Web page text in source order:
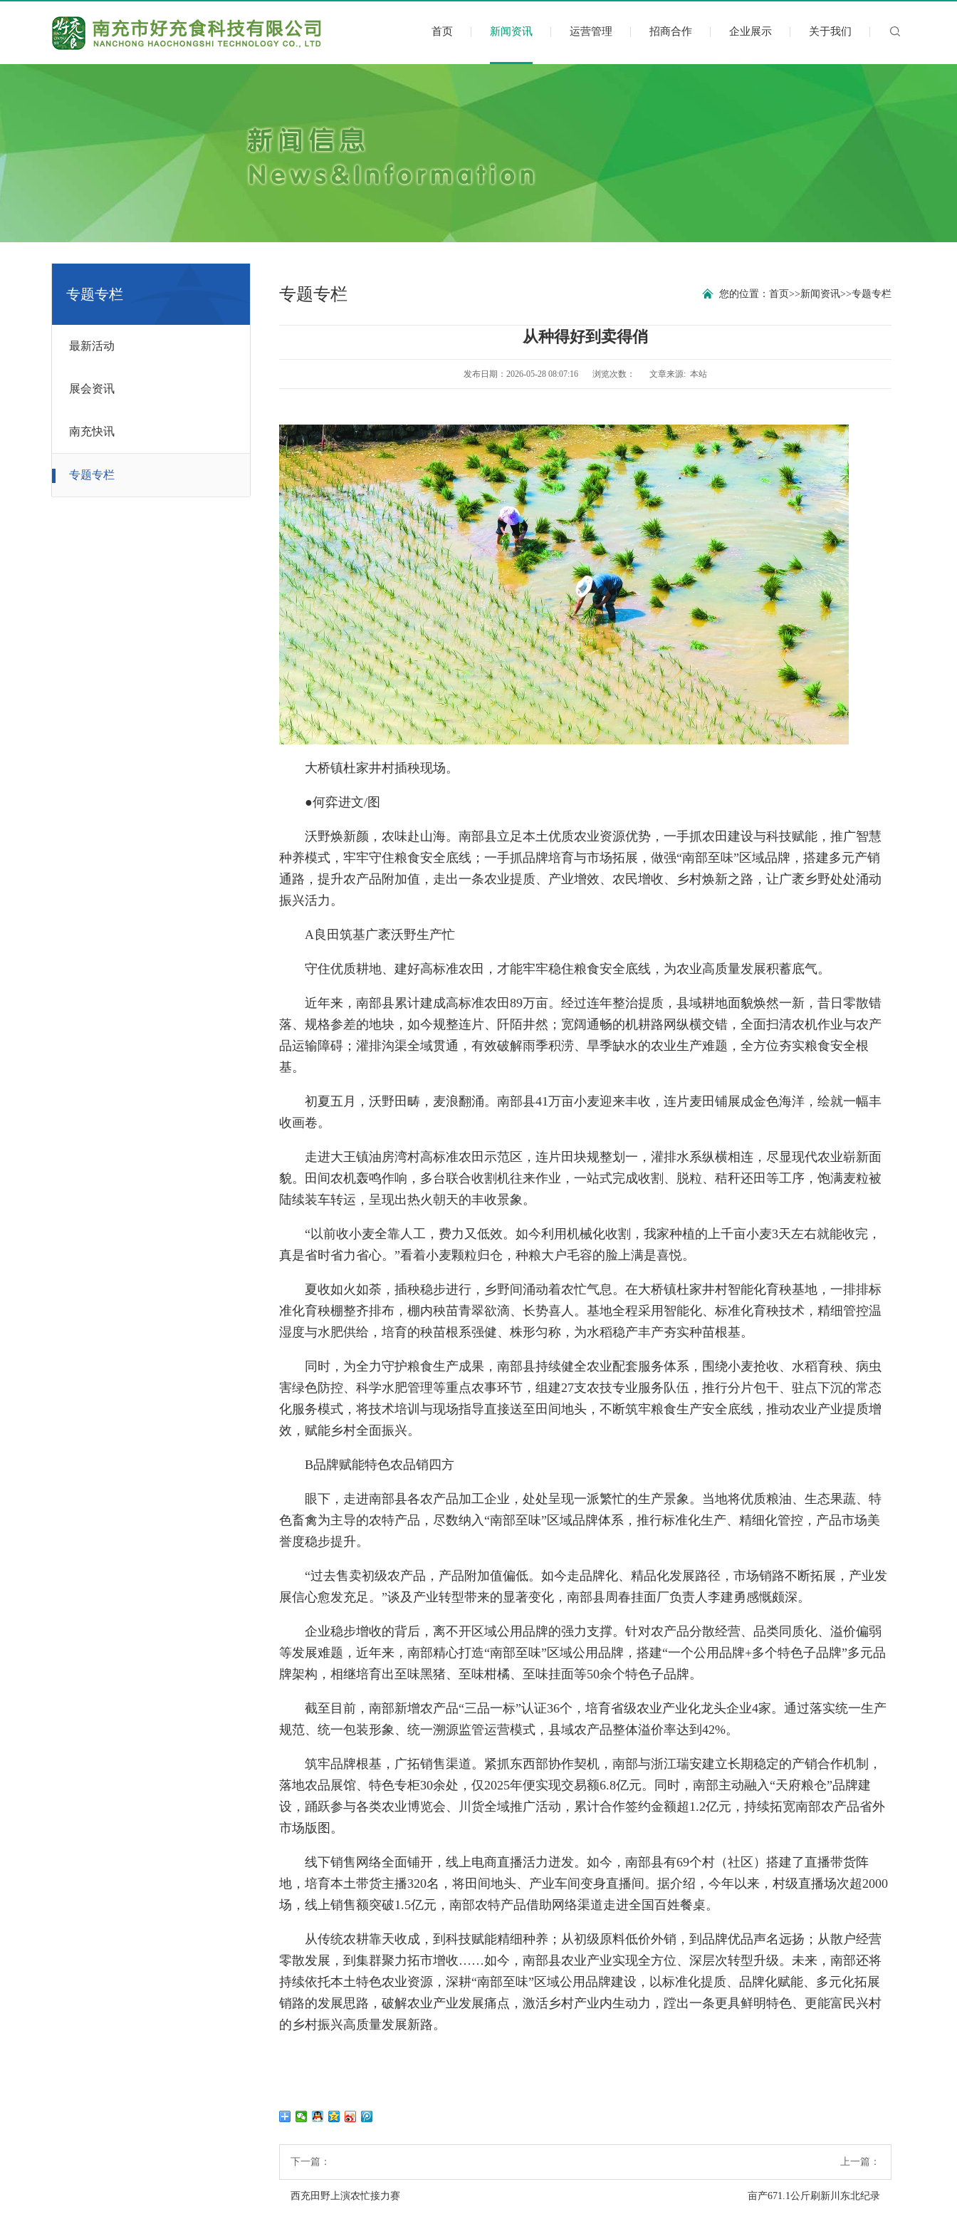
首页 新闻资讯 运营管理 招商合作 企业展示 关于我们
专题专栏
最新活动
展会资讯
南充快讯
专题专栏
专题专栏 您的位置： 首页>>新闻资讯>>专题专栏
从种得好到卖得俏
发布日期：2026-05-28 08:07:16 浏览次数： 文章来源: 本站
大桥镇杜家井村插秧现场。
●何弈进文/图
沃野焕新颜，农味赴山海。南部县立足本土优质农业资源优势，一手抓农田建设与科技赋能，推广智慧
种养模式，牢牢守住粮食安全底线；一手抓品牌培育与市场拓展，做强“南部至味”区域品牌，搭建多元产销
通路，提升农产品附加值，走出一条农业提质、产业增效、农民增收、乡村焕新之路，让广袤乡野处处涌动
振兴活力。
A良田筑基广袤沃野生产忙
守住优质耕地、建好高标准农田，才能牢牢稳住粮食安全底线，为农业高质量发展积蓄底气。
近年来，南部县累计建成高标准农田89万亩。经过连年整治提质，县域耕地面貌焕然一新，昔日零散错
落、规格参差的地块，如今规整连片、阡陌井然；宽阔通畅的机耕路网纵横交错，全面扫清农机作业与农产
品运输障碍；灌排沟渠全域贯通，有效破解雨季积涝、旱季缺水的农业生产难题，全方位夯实粮食安全根
基。
初夏五月，沃野田畴，麦浪翻涌。南部县41万亩小麦迎来丰收，连片麦田铺展成金色海洋，绘就一幅丰
收画卷。
走进大王镇油房湾村高标准农田示范区，连片田块规整划一，灌排水系纵横相连，尽显现代农业崭新面
貌。田间农机轰鸣作响，多台联合收割机往来作业，一站式完成收割、脱粒、秸秆还田等工序，饱满麦粒被
陆续装车转运，呈现出热火朝天的丰收景象。
“以前收小麦全靠人工，费力又低效。如今利用机械化收割，我家种植的上千亩小麦3天左右就能收完，
真是省时省力省心。”看着小麦颗粒归仓，种粮大户毛容的脸上满是喜悦。
夏收如火如荼，插秧稳步进行，乡野间涌动着农忙气息。在大桥镇杜家井村智能化育秧基地，一排排标
准化育秧棚整齐排布，棚内秧苗青翠欲滴、长势喜人。基地全程采用智能化、标准化育秧技术，精细管控温
湿度与水肥供给，培育的秧苗根系强健、株形匀称，为水稻稳产丰产夯实种苗根基。
同时，为全力守护粮食生产成果，南部县持续健全农业配套服务体系，围绕小麦抢收、水稻育秧、病虫
害绿色防控、科学水肥管理等重点农事环节，组建27支农技专业服务队伍，推行分片包干、驻点下沉的常态
化服务模式，将技术培训与现场指导直接送至田间地头，不断筑牢粮食生产安全底线，推动农业产业提质增
效，赋能乡村全面振兴。
B品牌赋能特色农品销四方
眼下，走进南部县各农产品加工企业，处处呈现一派繁忙的生产景象。当地将优质粮油、生态果蔬、特
色畜禽为主导的农特产品，尽数纳入“南部至味”区域品牌体系，推行标准化生产、精细化管控，产品市场美
誉度稳步提升。
“过去售卖初级农产品，产品附加值偏低。如今走品牌化、精品化发展路径，市场销路不断拓展，产业发
展信心愈发充足。”谈及产业转型带来的显著变化，南部县周春挂面厂负责人李建勇感慨颇深。
企业稳步增收的背后，离不开区域公用品牌的强力支撑。针对农产品分散经营、品类同质化、溢价偏弱
等发展难题，近年来，南部精心打造“南部至味”区域公用品牌，搭建“一个公用品牌+多个特色子品牌”多元品
牌架构，相继培育出至味黑猪、至味柑橘、至味挂面等50余个特色子品牌。
截至目前，南部新增农产品“三品一标”认证36个，培育省级农业产业化龙头企业4家。通过落实统一生产
规范、统一包装形象、统一溯源监管运营模式，县域农产品整体溢价率达到42%。
筑牢品牌根基，广拓销售渠道。紧抓东西部协作契机，南部与浙江瑞安建立长期稳定的产销合作机制，
落地农品展馆、特色专柜30余处，仅2025年便实现交易额6.8亿元。同时，南部主动融入“天府粮仓”品牌建
设，踊跃参与各类农业博览会、川货全域推广活动，累计合作签约金额超1.2亿元，持续拓宽南部农产品省外
市场版图。
线下销售网络全面铺开，线上电商直播活力迸发。如今，南部县有69个村（社区）搭建了直播带货阵
地，培育本土带货主播320名，将田间地头、产业车间变身直播间。据介绍，今年以来，村级直播场次超2000
场，线上销售额突破1.5亿元，南部农特产品借助网络渠道走进全国百姓餐桌。
从传统农耕靠天收成，到科技赋能精细种养；从初级原料低价外销，到品牌优品声名远扬；从散户经营
零散发展，到集群聚力拓市增收……如今，南部县农业产业实现全方位、深层次转型升级。未来，南部还将
持续依托本土特色农业资源，深耕“南部至味”区域公用品牌建设，以标准化提质、品牌化赋能、多元化拓展
销路的发展思路，破解农业产业发展痛点，激活乡村产业内生动力，蹚出一条更具鲜明特色、更能富民兴村
的乡村振兴高质量发展新路。
下一篇：
西充田野上演农忙接力赛
上一篇：
亩产671.1公斤刷新川东北纪录